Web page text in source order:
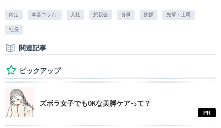
内定 本音コラム. 入社 懇親会 食事 挨拶 先輩・上司
社長
関連記事
ピックアップ
ズボラ女子でもOKな美脚ケアって？
PR